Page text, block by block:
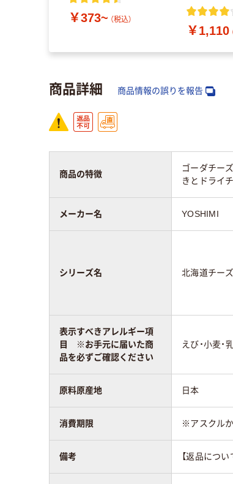
￥373~ （税込）
山米菓
￥1,110
商品詳細 商品情報の誤りを報告
商品の特徴
ゴーダチー
きとドライ
メーカー名 YOSHIMI
シリーズ名 北海道チー
表示すべきアレルギー項
目 ※お手元に届いた商
品を必ずご確認ください
えび・小麦・
原料原産地 日本
消費期限 ※アスクル
備考 【返品につ